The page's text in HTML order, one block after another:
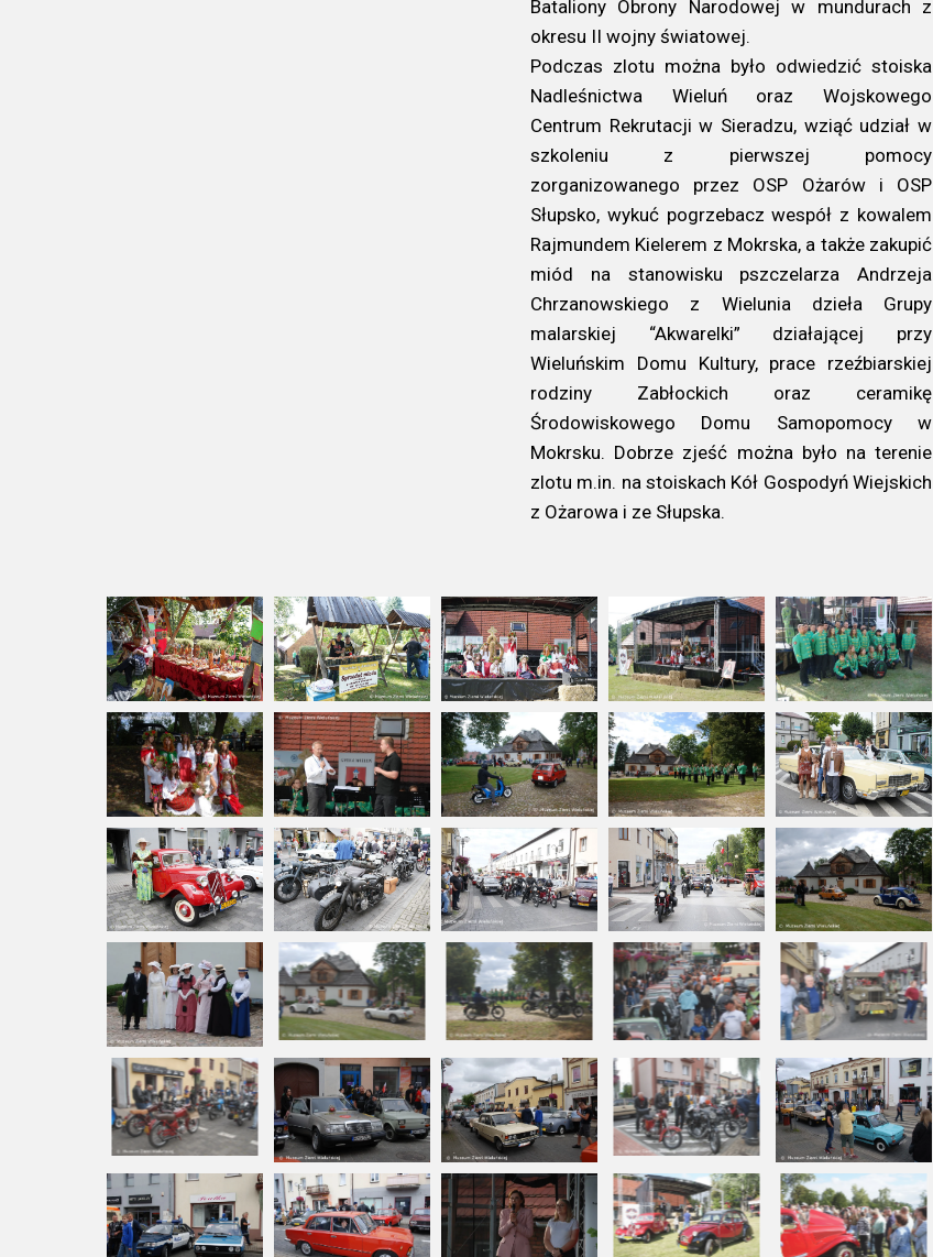
Bataliony Obrony Narodowej w mundurach z
okresu II wojny światowej.
Podczas zlotu można było odwiedzić stoiska
Nadleśnictwa Wieluń oraz Wojskowego
Centrum Rekrutacji w Sieradzu, wziąć udział w
szkoleniu z pierwszej pomocy
zorganizowanego przez OSP Ożarów i OSP
Słupsko, wykuć pogrzebacz wespół z kowalem
Rajmundem Kielerem z Mokrska, a także zakupić
miód na stanowisku pszczelarza Andrzeja
Chrzanowskiego z Wielunia dzieła Grupy
malarskiej “Akwarelki” działającej przy
Wieluńskim Domu Kultury, prace rzeźbiarskiej
rodziny Zabłockich oraz ceramikę
Środowiskowego Domu Samopomocy w
Mokrsku. Dobrze zjeść można było na terenie
zlotu m.in. na stoiskach Kół Gospodyń Wiejskich
z Ożarowa i ze Słupska.